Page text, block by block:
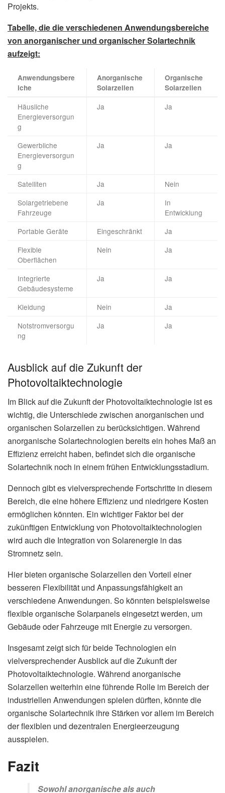
Projekts.
Tabelle, die die verschiedenen Anwendungsbereiche
von anorganischer und organischer Solartechnik
aufzeigt:
Anwendungsbere
iche
Anorganische
Solarzellen
Organische
Solarzellen
Häusliche
Energieversorgun
g
Ja Ja
Gewerbliche
Energieversorgun
g
Ja Ja
Satelliten Ja
Nein
Solargetriebene
Fahrzeuge
Ja
In
Entwicklung
Portable Geräte
Eingeschränkt
Ja
Flexible
Oberflächen
Nein Ja
Integrierte
Gebäudesysteme
Ja Ja
Kleidung Nein
Ja
Notstromversorgu
ng
Ja Ja
Ausblick auf die Zukunft der
Photovoltaiktechnologie
Im Blick auf die Zukunft der Photovoltaiktechnologie ist es
wichtig, die Unterschiede zwischen anorganischen und
organischen Solarzellen zu berücksichtigen. Während
anorganische Solartechnologien bereits ein hohes Maß an
Effizienz erreicht haben, befindet sich die organische
Solartechnik noch in einem frühen Entwicklungsstadium.
Dennoch gibt es vielversprechende Fortschritte in diesem
Bereich, die eine höhere Effizienz und niedrigere Kosten
ermöglichen könnten. Ein wichtiger Faktor bei der
zukünftigen Entwicklung von Photovoltaiktechnologien
wird auch die Integration von Solarenergie in das
Stromnetz sein.
Hier bieten organische Solarzellen den Vorteil einer
besseren Flexibilität und Anpassungsfähigkeit an
verschiedene Anwendungen. So könnten beispielsweise
flexible organische Solarpanels eingesetzt werden, um
Gebäude oder Fahrzeuge mit Energie zu versorgen.
Insgesamt zeigt sich für beide Technologien ein
vielversprechender Ausblick auf die Zukunft der
Photovoltaiktechnologie. Während anorganische
Solarzellen weiterhin eine führende Rolle im Bereich der
industriellen Anwendungen spielen dürften, könnte die
organische Solartechnik ihre Stärken vor allem im Bereich
der flexiblen und dezentralen Energieerzeugung
ausspielen.
Fazit
Sowohl anorganische als auch